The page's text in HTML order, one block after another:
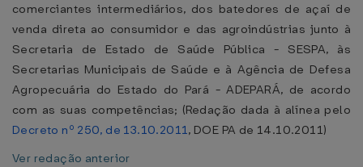
comerciantes intermediários, dos batedores de açaí de
venda direta ao consumidor e das agroindústrias junto à
Secretaria de Estado de Saúde Pública - SESPA, às
Secretarias Municipais de Saúde e à Agência de Defesa
Agropecuária do Estado do Pará - ADEPARÁ, de acordo
com as suas competências; (Redação dada à alínea pelo
Decreto nº 250, de 13.10.2011, DOE PA de 14.10.2011)
Ver redação anterior